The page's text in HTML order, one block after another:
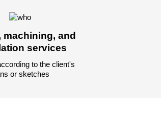
machining, and
services
to the client's
or sketches